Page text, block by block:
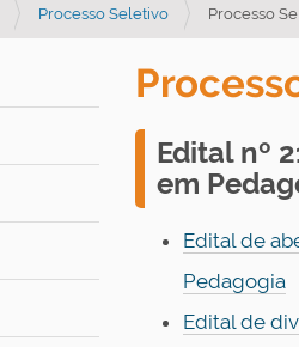
Processo Seletivo Processo
Edital nº
em
Edital de
Pedagogia
Edital de